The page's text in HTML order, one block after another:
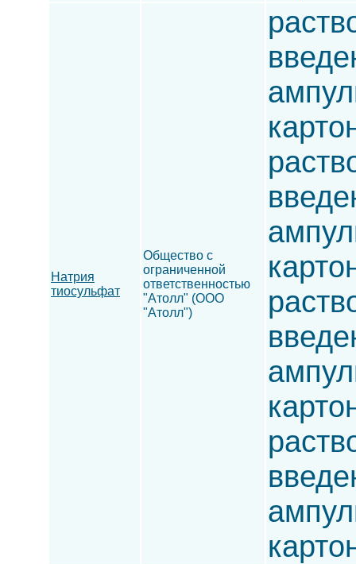
Натрия
тиосульфат
Общество с
ограниченной
ответственностью
"Атолл" (ООО
"Атолл")